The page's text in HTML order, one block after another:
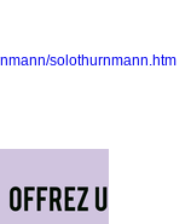
solothurnmann.htm